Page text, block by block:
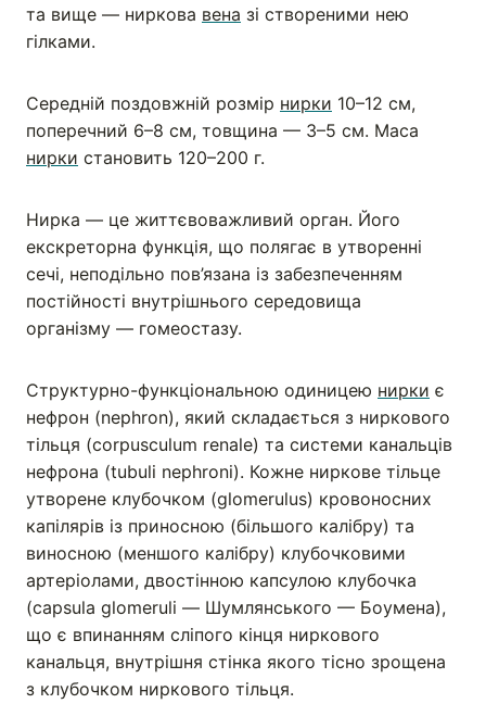
та вище — ниркова вена зі створеними нею
гілками.
Середній поздовжній розмір нирки 10–12 см,
поперечний 6–8 см, товщина — 3–5 см. Маса
нирки становить 120–200 г.
Нирка — це життєвоважливий орган. Його
екскреторна функція, що полягає в утворенні
сечі, неподільно пов’язана із забезпеченням
постійності внутрішнього середовища
організму — гомеостазу.
Структурно-функціональною одиницею нирки є
нефрон (nephron), який складається з ниркового
тільця (corpusculum renale) та системи канальців
нефрона (tubuli nephroni). Кожне ниркове тільце
утворене клубочком (glomerulus) кровоносних
капілярів із приносною (більшого калібру) та
виносною (меншого калібру) клубочковими
артеріолами, двостінною капcулою клубочка
(capsula glomeruli — Шумлянського — Боумена),
що є впинанням сліпого кінця ниркового
канальця, внутрішня стінка якого тісно зрощена
з клубочком ниркового тільця.